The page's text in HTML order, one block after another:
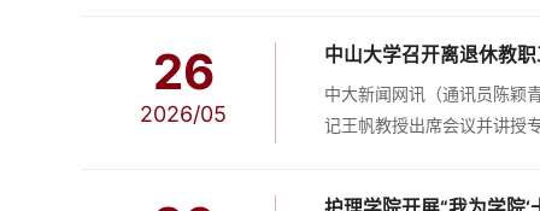
26
2026/05
中山大学召开离退休教
中大新闻网讯（通讯员陈颖
记王帆教授出席会议并讲授